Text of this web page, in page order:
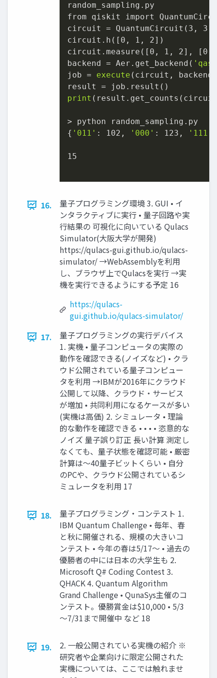
random_sampling.py
from qiskit import
circuit = QuantumCircuit( 3 , 3
circuit.h([ 0 , 1 , 2])
circuit.measure([ 0 , 1 , 2], [ 0
backend = Aer.get_backend(
job = execute (circuit,
print
> python random_sampling.py
{ '011' : 102 , '000' : 123 , '111'
15
16.
量子プログラミング環境 3. GUI • イ
ンタラクティブに実行 • 量子回路や実
行結果の 可視化に向いている Qulacs
Simulator(大阪大学が開発)
https://qulacs-gui.github.io/qulacs-
simulator/ →WebAssemblyを利用
し、ブラウザ上でQulacsを実行 →実
機を実行できるようにする予定 16
https://qulacs-
gui.github.io/qulacs-simulator/
17.
量子プログラミングの実行デバイス
1. 実機 • 量子コンピュータの実際の
動作を確認できる(ノイズなど) • クラ
ウド公開されている量子コンピュー
タを利用 →IBMが2016年にクラウド
公開して以降、クラウド・サービス
が増加 • 共同利用になるケースが多い
(実機は高価) 2. シミュレータ • 理論
的な動作を確認できる • • • • 恣意的な
ノイズ 量子誤り訂正 長い計算 測定し
なくても、量子状態を確認可能 • 厳密
計算は～40量子ビットくらい • 自分
のPCや、クラウド公開されているシ
ミュレータを利用 17
18.
量子プログラミング・コンテスト 1.
IBM Quantum Challenge • 毎年、春
と秋に開催される、規模の大きいコ
ンテスト • 今年の春は5/17～ • 過去の
優勝者の中には日本の大学生も 2.
Microsoft Q# Coding Contest 3.
QHACK 4. Quantum Algorithm
Grand Challenge • QunaSys主催のコ
ンテスト。優勝賞金は$10,000 • 5/3
～7/31まで開催中 など 18
19.
2. 一般公開されている実機の紹介 ※
研究者や企業向けに限定公開された
実機については、ここでは触れませ